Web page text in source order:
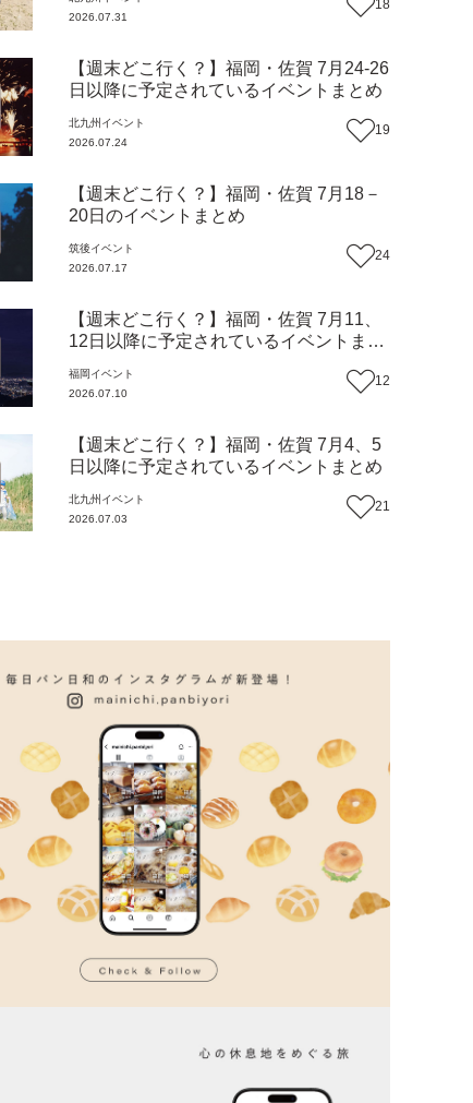
2026.07.31
18
【週末どこ行く？】福岡・佐賀 7月24-26
日以降に予定されているイベントまとめ
北九州 イベント
2026.07.24
19
【週末どこ行く？】福岡・佐賀 7月18－
20日のイベントまとめ
筑後イベント
2026.07.17
24
【週末どこ行く？】福岡・佐賀 7月11、
12日以降に予定されているイベントまと
福岡 イベント
2026.07.10
12
【週末どこ行く？】福岡・佐賀 7月4、5
日以降に予定されているイベントまとめ
北九州 イベント
2026.07.03
21